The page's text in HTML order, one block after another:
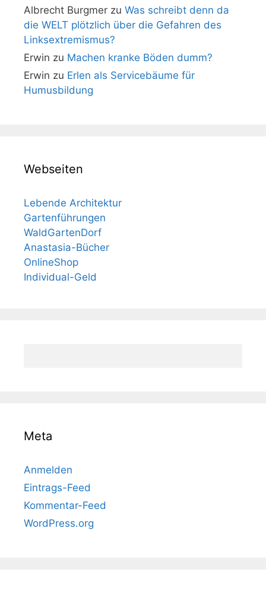
Albrecht Burgmer zu Was schreibt denn da
die WELT plötzlich über die Gefahren des
Linksextremismus?
Erwin zu Machen kranke Böden dumm?
Erwin zu Erlen als Servicebäume für
Humusbildung
Webseiten
Lebende Architektur
Gartenführungen
WaldGartenDorf
Anastasia-Bücher
OnlineShop
Individual-Geld
Meta
Anmelden
Eintrags-Feed
Kommentar-Feed
WordPress.org